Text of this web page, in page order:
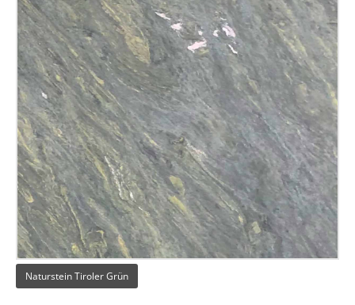
Naturstein Tiroler Grün